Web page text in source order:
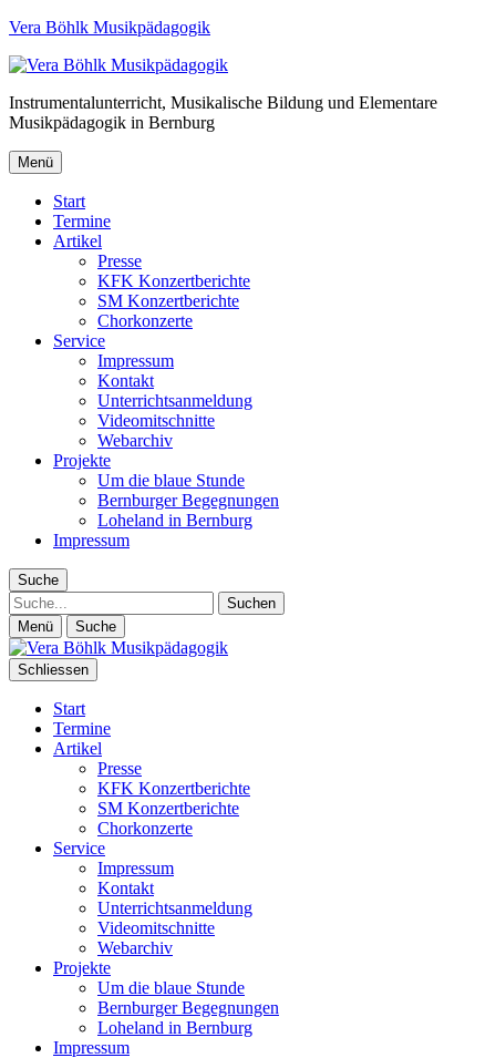
Vera Böhlk Musikpädagogik
Instrumentalunterricht, Musikalische Bildung und Elementare
Musikpädagogik in Bernburg
Menü
Start
Termine
Artikel
Presse
KFK Konzertberichte
SM Konzertberichte
Chorkonzerte
Service
Impressum
Kontakt
Unterrichtsanmeldung
Videomitschnitte
Webarchiv
Projekte
Um die blaue Stunde
Bernburger Begegnungen
Loheland in Bernburg
Impressum
Suche
Suche
Menü Suche
Schliessen
Start
Termine
Artikel
Presse
KFK Konzertberichte
SM Konzertberichte
Chorkonzerte
Service
Impressum
Kontakt
Unterrichtsanmeldung
Videomitschnitte
Webarchiv
Projekte
Um die blaue Stunde
Bernburger Begegnungen
Loheland in Bernburg
Impressum